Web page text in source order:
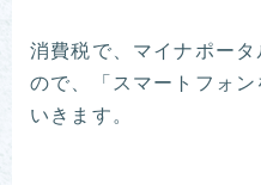
消費税で、マイナポー
ので、「スマートフォ
いきます。